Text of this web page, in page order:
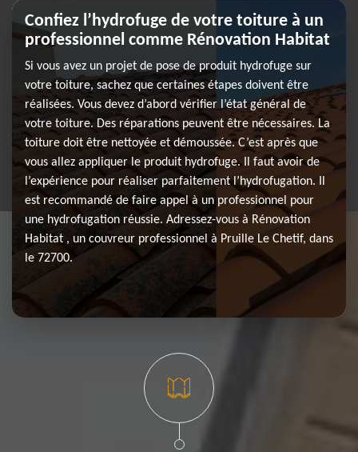
Confiez l’hydrofuge de votre toiture à un
professionnel comme Rénovation Habitat
Si vous avez un projet de pose de produit hydrofuge sur
votre toiture, sachez que certaines étapes doivent être
réalisées. Vous devez d’abord vérifier l’état général de
votre toiture. Des réparations peuvent être nécessaires. La
toiture doit être nettoyée et démoussée. C’est après que
vous allez appliquer le produit hydrofuge. Il faut avoir de
l’expérience pour réaliser parfaitement l’hydrofugation. Il
est recommandé de faire appel à un professionnel pour
une hydrofugation réussie. Adressez-vous à Rénovation
Habitat , un couvreur professionnel à Pruille Le Chetif, dans
le 72700.